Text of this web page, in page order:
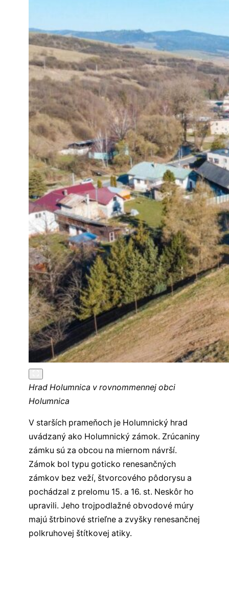
Hrad Holumnica v rovnommennej obci
Holumnica
V starších prameňoch je Holumnický hrad
uvádzaný ako Holumnický zámok. Zrúcaniny
zámku sú za obcou na miernom návrší.
Zámok bol typu goticko renesančných
zámkov bez veží, štvorcového pôdorysu a
pochádzal z prelomu 15. a 16. st. Neskôr ho
upravili. Jeho trojpodlažné obvodové múry
majú štrbinové strieľne a zvyšky renesančnej
polkruhovej štítkovej atiky.